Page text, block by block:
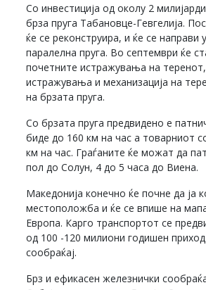
Со инвестиција од околу 2
брза пруга Табановце-Гевгелија.
ќе се реконструира, и ќе се направи
паралелна пруга. Во септември ќе
почетните истражувања на
истражувања и механизација на
на брзата пруга.
Со брзата пруга предвидено е
биде до 160 км на час а товарниот
км на час. Граѓаните ќе можат да
пол до Солун, 4 до 5 часа до Виена.
Македонија конечно ќе почне да ја
местоположба и ќе се впише на
Европа. Карго транспортот се
од 100 -120 милиони годишен
сообраќај.
Брз и ефикасен железнички